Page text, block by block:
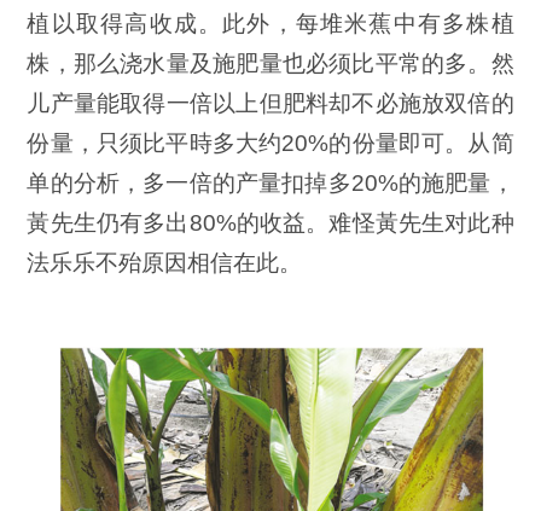
植以取得高收成。此外，每堆米蕉中有多株植
株，那么浇水量及施肥量也必须比平常的多。然
儿产量能取得一倍以上但肥料却不必施放双倍的
份量，只须比平時多大约20%的份量即可。从简
单的分析，多一倍的产量扣掉多20%的施肥量，
黃先生仍有多出80%的收益。难怪黃先生对此种
法乐乐不殆原因相信在此。